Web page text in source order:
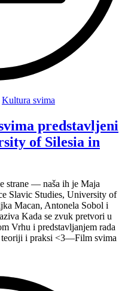
Kultura svima
predstavljeni
of Silesia in
strane — naša ih je Maja
Slavic Studies, University of
Macan, Antonela Sobol i
Kada se zvuk pretvori u
Vrhu i predstavljanjem rada
teoriji i praksi <3—Film svima